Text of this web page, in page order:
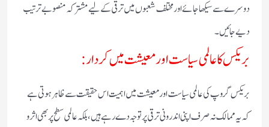
دوسرے سے سیکھا جائے اور مختلف شعبوں میں ترقی کے لیے مشترکہ منصوبے ترتیب
دیے جائیں۔
بریکس کا عالمی سیاست اور معیشت میں کردار:
بریکس گروپ کی عالمی سیاست اور معیشت میں اہمیت اس حقیقت سے ظاہر ہوتی ہے
کہ یہ ممالک نہ صرف اپنی اندرونی ترقی پر توجہ دے رہے ہیں، بلکہ عالمی سطح پر بھی اثر و